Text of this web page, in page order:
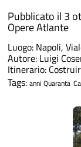
Pubblicato il 3
Opere Atlante
Luogo: Napoli,
Autore: Luigi
Itinerario:
Tags: anni Quaranta